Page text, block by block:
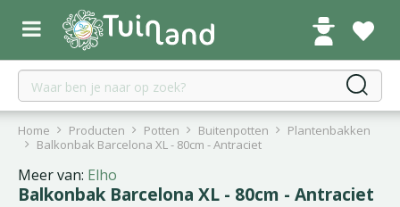
r
Home Producten Potten Buitenpotten
Plantenbakken
Balkonbak Barcelona XL - 80cm - Antraciet
Meer van: Elho
Balkonbak Barcelona XL - 80cm - Antraciet